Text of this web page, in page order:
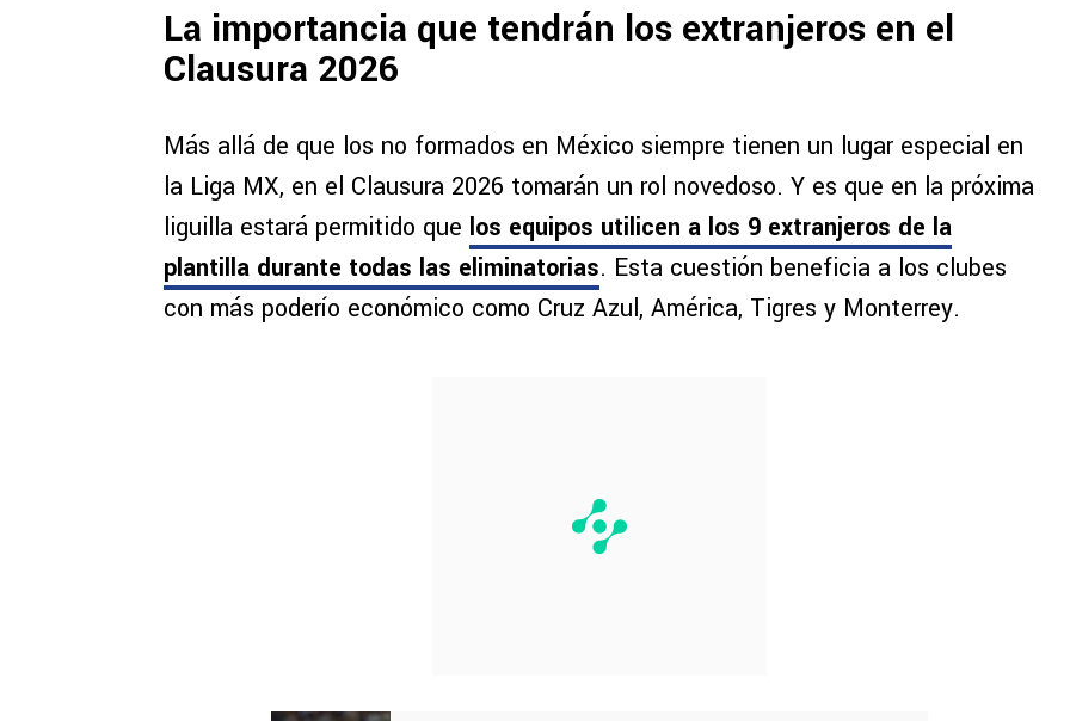
La importancia que tendrán los extranjeros en el
Clausura 2026
Más allá de que los no formados en México siempre tienen un lugar especial en
la Liga MX, en el Clausura 2026 tomarán un rol novedoso. Y es que en la próxima
liguilla estará permitido que los equipos utilicen a los 9 extranjeros de la
plantilla durante todas las eliminatorias. Esta cuestión beneficia a los clubes
con más poderío económico como Cruz Azul, América, Tigres y Monterrey.